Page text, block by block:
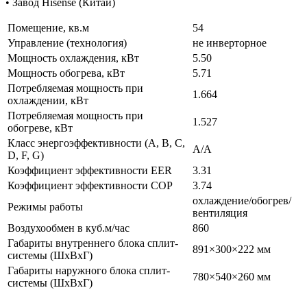
• Завод Hisense (Китай)
Помещение, кв.м
54
Управление (технология)
не инверторное
Мощность охлаждения, кВт
5.50
Мощность обогрева, кВт
5.71
Потребляемая мощность при
охлаждении, кВт
1.664
Потребляемая мощность при
обогреве, кВт
1.527
Класс энергоэффективности (A, B, C,
D, F, G)
A/A
Коэффициент эффективности EER
3.31
Коэффициент эффективности COP
3.74
Режимы работы
охлаждение/обогрев/
вентиляция
Воздухообмен в куб.м/час
860
Габариты внутреннего блока сплит-
системы (ШxВxГ)
891×300×222 мм
Габариты наружного блока сплит-
системы (ШxВxГ)
780×540×260 мм